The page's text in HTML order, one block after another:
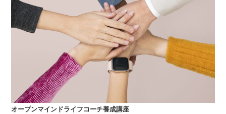
オープンマインドライフコーチ養成講座